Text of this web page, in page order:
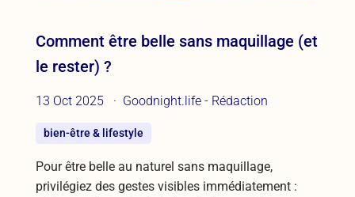
Comment être belle sans maquillage (et
le rester) ?
13 Oct 2025 Goodnight.life - Rédaction
bien-être & lifestyle
Pour être belle au naturel sans maquillage,
privilégiez des gestes visibles immédiatement :